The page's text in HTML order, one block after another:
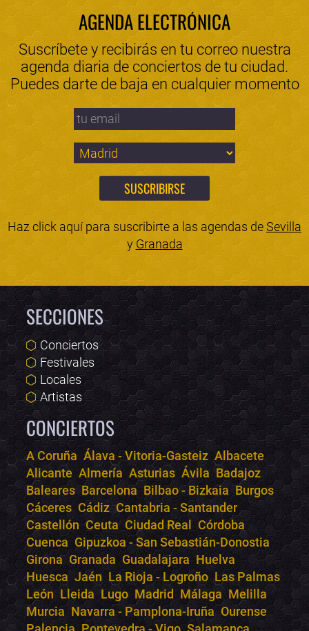
AGENDA ELECTRÓNICA
Suscríbete y recibirás en tu correo nuestra
agenda diaria de conciertos de tu ciudad.
Puedes darte de baja en cualquier momento
Haz click aquí para suscribirte a las agendas deSevilla
y Granada
SECCIONES
Conciertos
Festivales
Locales
Artistas
CONCIERTOS
A Coruña Álava - Vitoria-Gasteiz Albacete
Alicante Almería Asturias Ávila Badajoz
Baleares Barcelona Bilbao - Bizkaia Burgos
Cáceres Cádiz Cantabria - Santander
Castellón Ceuta Ciudad Real
Córdoba
Cuenca Gipuzkoa - San Sebastián-Donostia
Girona Granada Guadalajara Huelva
Huesca Jaén La Rioja - Logroño Las Palmas
León Lleida Lugo Madrid Málaga Melilla
Murcia Navarra - Pamplona-Iruña Ourense
Bololoco · conciertos.club
Online · Te ayudo a encontrar conciertos